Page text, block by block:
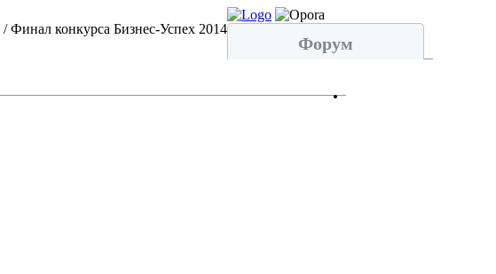
/ Финал конкурса Бизнес-Успех 2014
Форум